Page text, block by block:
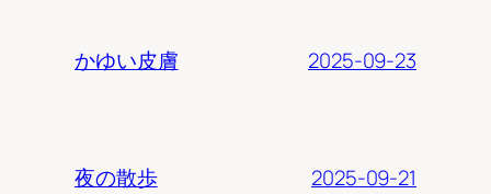
かゆい皮膚 2025-09-23
夜の散歩 2025-09-21